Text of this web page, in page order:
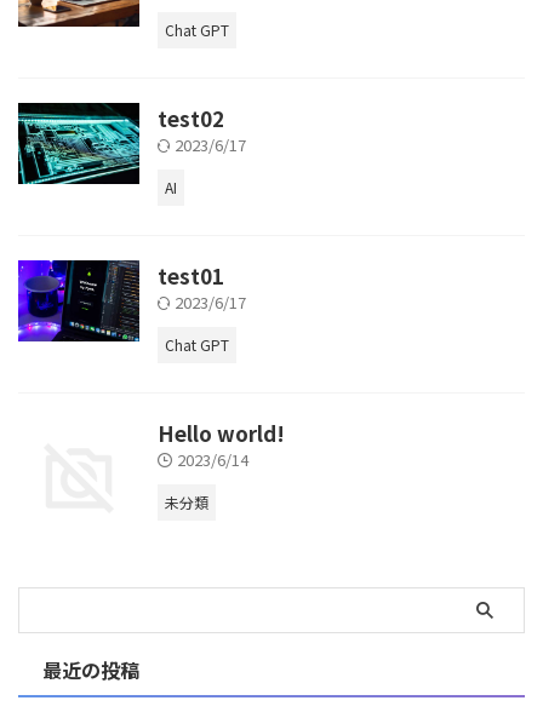
Chat GPT
test02
2023/6/17
AI
test01
2023/6/17
Chat GPT
Hello world!
2023/6/14
未分類
最近の投稿